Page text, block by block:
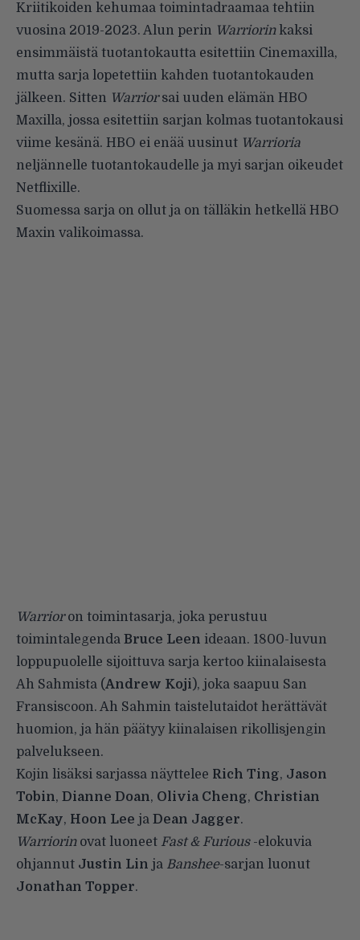
Kriitikoiden kehumaa toimintadraamaa tehtiin
vuosina 2019-2023. Alun perin Warriorinkaksi
ensimmäistä tuotantokautta esitettiin Cinemaxilla,
mutta sarja lopetettiin kahden tuotantokauden
jälkeen. Sitten Warriorsai uuden elämän HBO
Maxilla, jossa esitettiin sarjan kolmas tuotantokausi
viime kesänä. HBO ei enää uusinut Warrioria
neljännelle tuotantokaudelle ja myi sarjan oikeudet
Netflixille.
Suomessa sarja on ollut ja on tälläkin hetkellä HBO
Maxin valikoimassa.
Warrioron toimintasarja, joka perustuu
toimintalegenda Bruce Leen ideaan. 1800-luvun
loppupuolelle sijoittuva sarja kertoo kiinalaisesta
Ah Sahmista (Andrew Koji), joka saapuu San
Fransiscoon. Ah Sahmin taistelutaidot herättävät
huomion, ja hän päätyy kiinalaisen rikollisjengin
palvelukseen.
Kojin lisäksi sarjassa näyttelee Rich Ting, Jason
Tobin, Dianne Doan, Olivia Cheng, Christian
McKay, Hoon Lee ja Dean Jagger.
Warriorinovat luoneet Fast & Furious-elokuvia
ohjannut Justin Lin ja Banshee-sarjan luonut
Jonathan Topper.